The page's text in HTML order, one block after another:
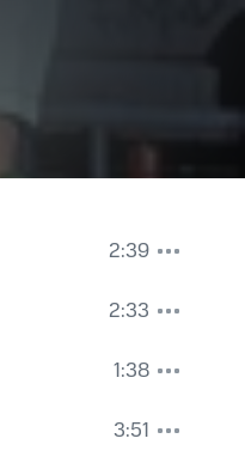
2:39
2:33
1:38
3:51